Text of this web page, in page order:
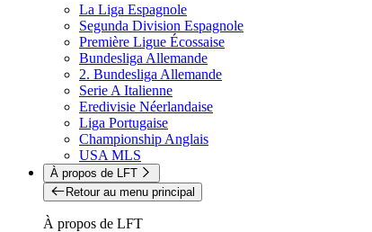
La Liga Espagnole
Segunda Division Espagnole
Première Ligue Écossaise
Bundesliga Allemande
2. Bundesliga Allemande
Serie A Italienne
Eredivisie Néerlandaise
Liga Portugaise
Championship Anglais
USA MLS
À propos de LFT
Retour au menu principal
À propos de LFT